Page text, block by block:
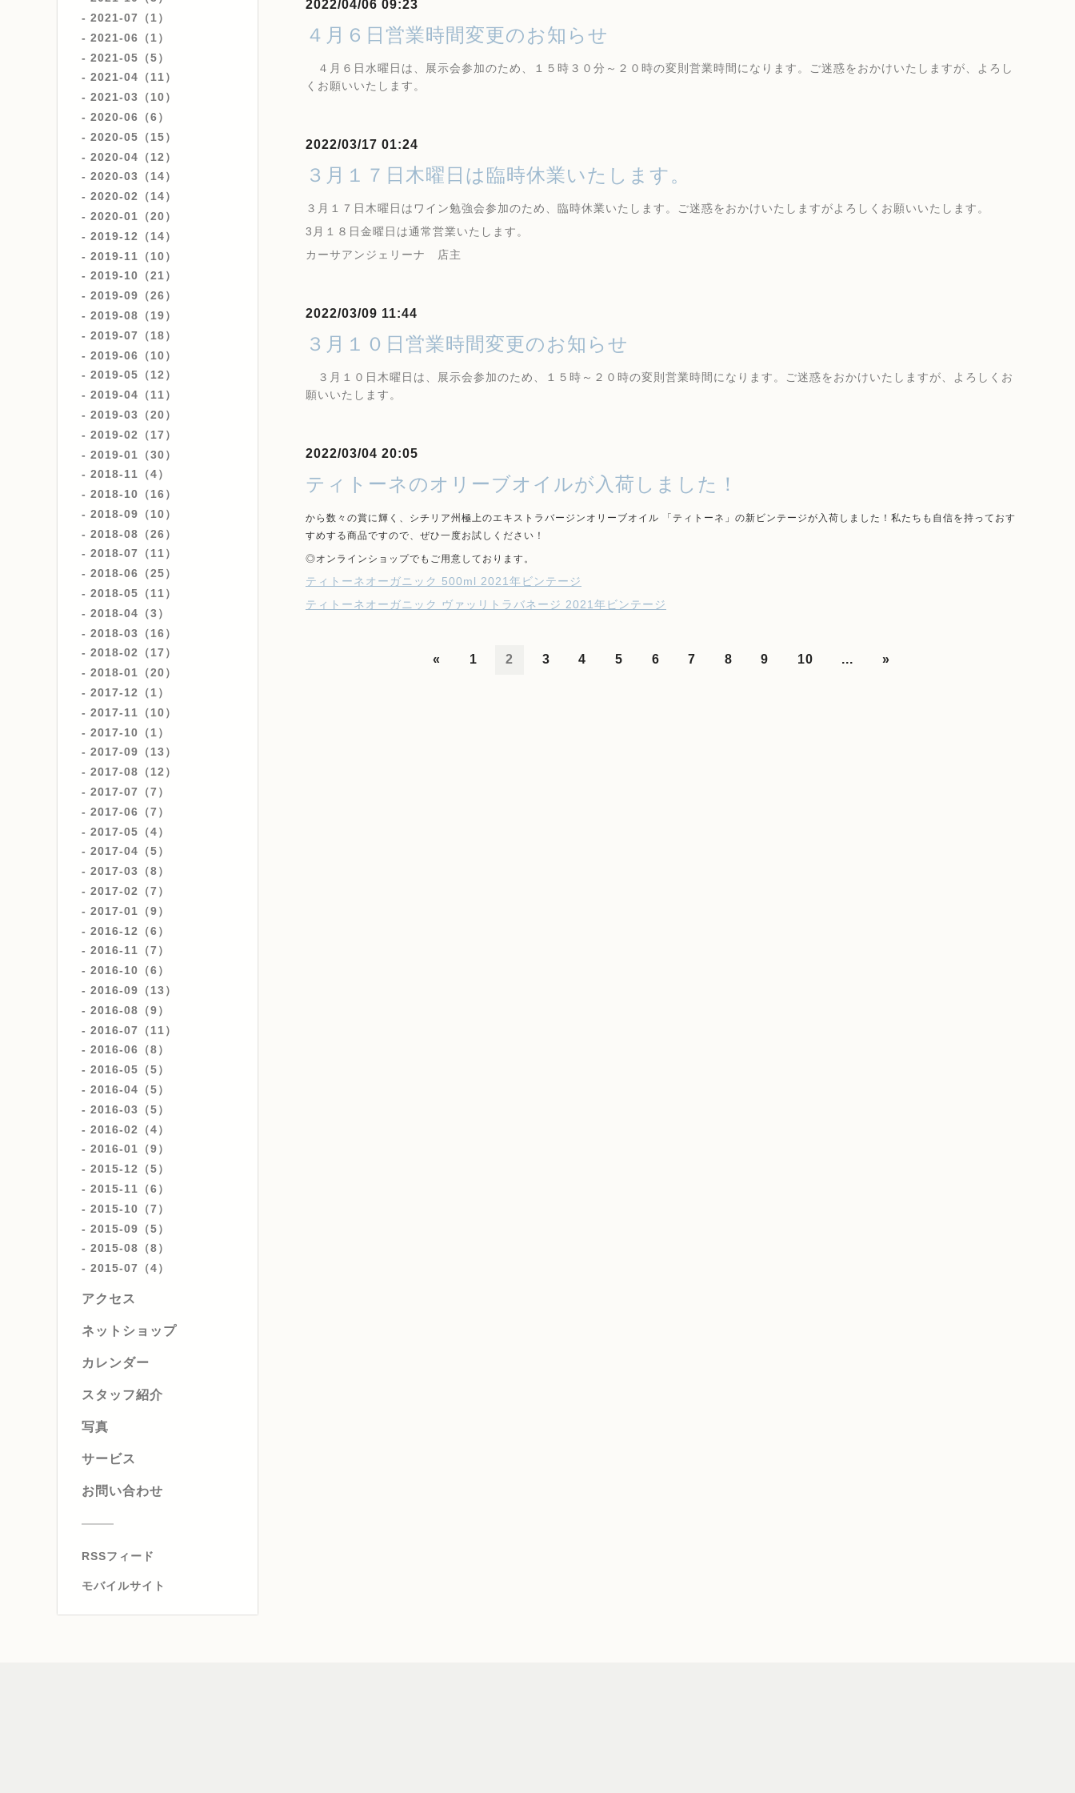
2021-07（1）
2021-06（1）
2021-05（5）
2021-04（11）
2021-03（10）
2020-06（6）
2020-05（15）
2020-04（12）
2020-03（14）
2020-02（14）
2020-01（20）
2019-12（14）
2019-11（10）
2019-10（21）
2019-09（26）
2019-08（19）
2019-07（18）
2019-06（10）
2019-05（12）
2019-04（11）
2019-03（20）
2019-02（17）
2019-01（30）
2018-11（4）
2018-10（16）
2018-09（10）
2018-08（26）
2018-07（11）
2018-06（25）
2018-05（11）
2018-04（3）
2018-03（16）
2018-02（17）
2018-01（20）
2017-12（1）
2017-11（10）
2017-10（1）
2017-09（13）
2017-08（12）
2017-07（7）
2017-06（7）
2017-05（4）
2017-04（5）
2017-03（8）
2017-02（7）
2017-01（9）
2016-12（6）
2016-11（7）
2016-10（6）
2016-09（13）
2016-08（9）
2016-07（11）
2016-06（8）
2016-05（5）
2016-04（5）
2016-03（5）
2016-02（4）
2016-01（9）
2015-12（5）
2015-11（6）
2015-10（7）
2015-09（5）
2015-08（8）
2015-07（4）
アクセス
ネットショップ
カレンダー
スタッフ紹介
写真
サービス
お問い合わせ
RSSフィード
モバイルサイト
2022/04/06 09:23
４月６日営業時間変更のお知らせ
４月６日水曜日は、展示会参加のため、１５時３０分～２０時の変則営業時間になります。ご迷惑をおかけいたしますが、よろし
くお願いいたします。
2022/03/17 01:24
３月１７日木曜日は臨時休業いたします。
３月１７日木曜日はワイン勉強会参加のため、臨時休業いたします。ご迷惑をおかけいたしますがよろしくお願いいたします。
3月１８日金曜日は通常営業いたします。
カーサアンジェリーナ 店主
2022/03/09 11:44
３月１０日営業時間変更のお知らせ
３月１０日木曜日は、展示会参加のため、１５時～２０時の変則営業時間になります。ご迷惑をおかけいたしますが、よろしくお
願いいたします。
2022/03/04 20:05
ティトーネのオリーブオイルが入荷しました！
から数々の賞に輝く、シチリア州極上のエキストラバージンオリーブオイル 「ティトーネ」の新ビンテージが入荷しました！私たちも自信を持っておす
すめする商品ですので、ぜひ一度お試しください！
◎オンラインショップでもご用意しております。
ティトーネオーガニック 500ml 2021年ビンテージ
ティトーネオーガニック ヴァッリトラバネージ 2021年ビンテージ
« 1 2 3 4 5 6 7 8 9 10 ... »